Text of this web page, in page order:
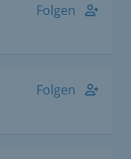
Folgen
Folgen